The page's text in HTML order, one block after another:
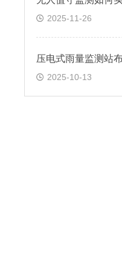
2025-11-26
压电式雨量监测站
2025-10-13